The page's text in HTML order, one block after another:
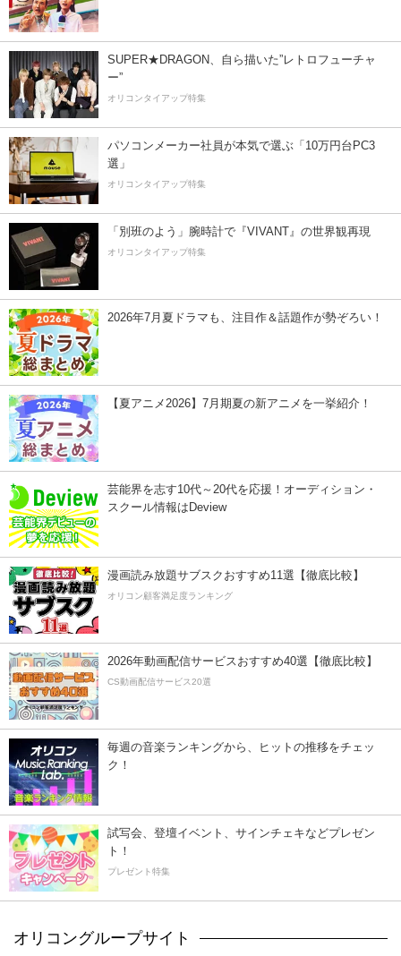
SUPER★DRAGON、自ら描いた”レトロフューチャ
ー”
オリコンタイアップ特集
パソコンメーカー社員が本気で選ぶ「10万円台PC3
選」
オリコンタイアップ特集
「別班のよう」腕時計で『VIVANT』の世界観再現
オリコンタイアップ特集
2026年7月夏ドラマも、注目作＆話題作が勢ぞろい！
【夏アニメ2026】7月期夏の新アニメを一挙紹介！
芸能界を志す10代～20代を応援！オーディション・
スクール情報はDeview
漫画読み放題サブスクおすすめ11選【徹底比較】
オリコン顧客満足度ランキング
2026年動画配信サービスおすすめ40選【徹底比較】
CS動画配信サービス20選
毎週の音楽ランキングから、ヒットの推移をチェッ
ク！
試写会、登壇イベント、サインチェキなどプレゼン
ト！
プレゼント特集
オリコングループサイト